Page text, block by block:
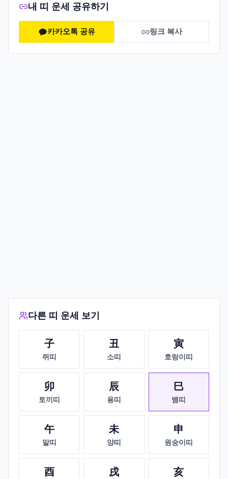
내 띠 운세 공유하기
카카오톡 공유 링크 복사
다른 띠 운세 보기
子
쥐띠
丑
소띠
寅
호랑이띠
卯
토끼띠
辰
용띠
巳
뱀띠
午
말띠
未
양띠
申
원숭이띠
酉 戌 亥